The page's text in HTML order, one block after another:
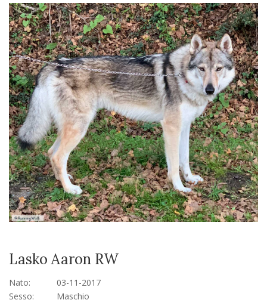
Lasko Aaron RW
Nato:
03-11-2017
Sesso:
Maschio